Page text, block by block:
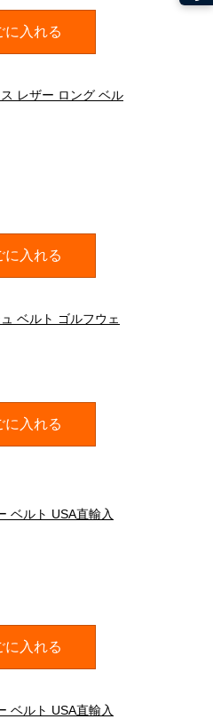
に入れる
レザー ロング ベル
に入れる
ベルト ゴルフウェ
に入れる
ベルト USA直輸入
に入れる
ベルト USA直輸入